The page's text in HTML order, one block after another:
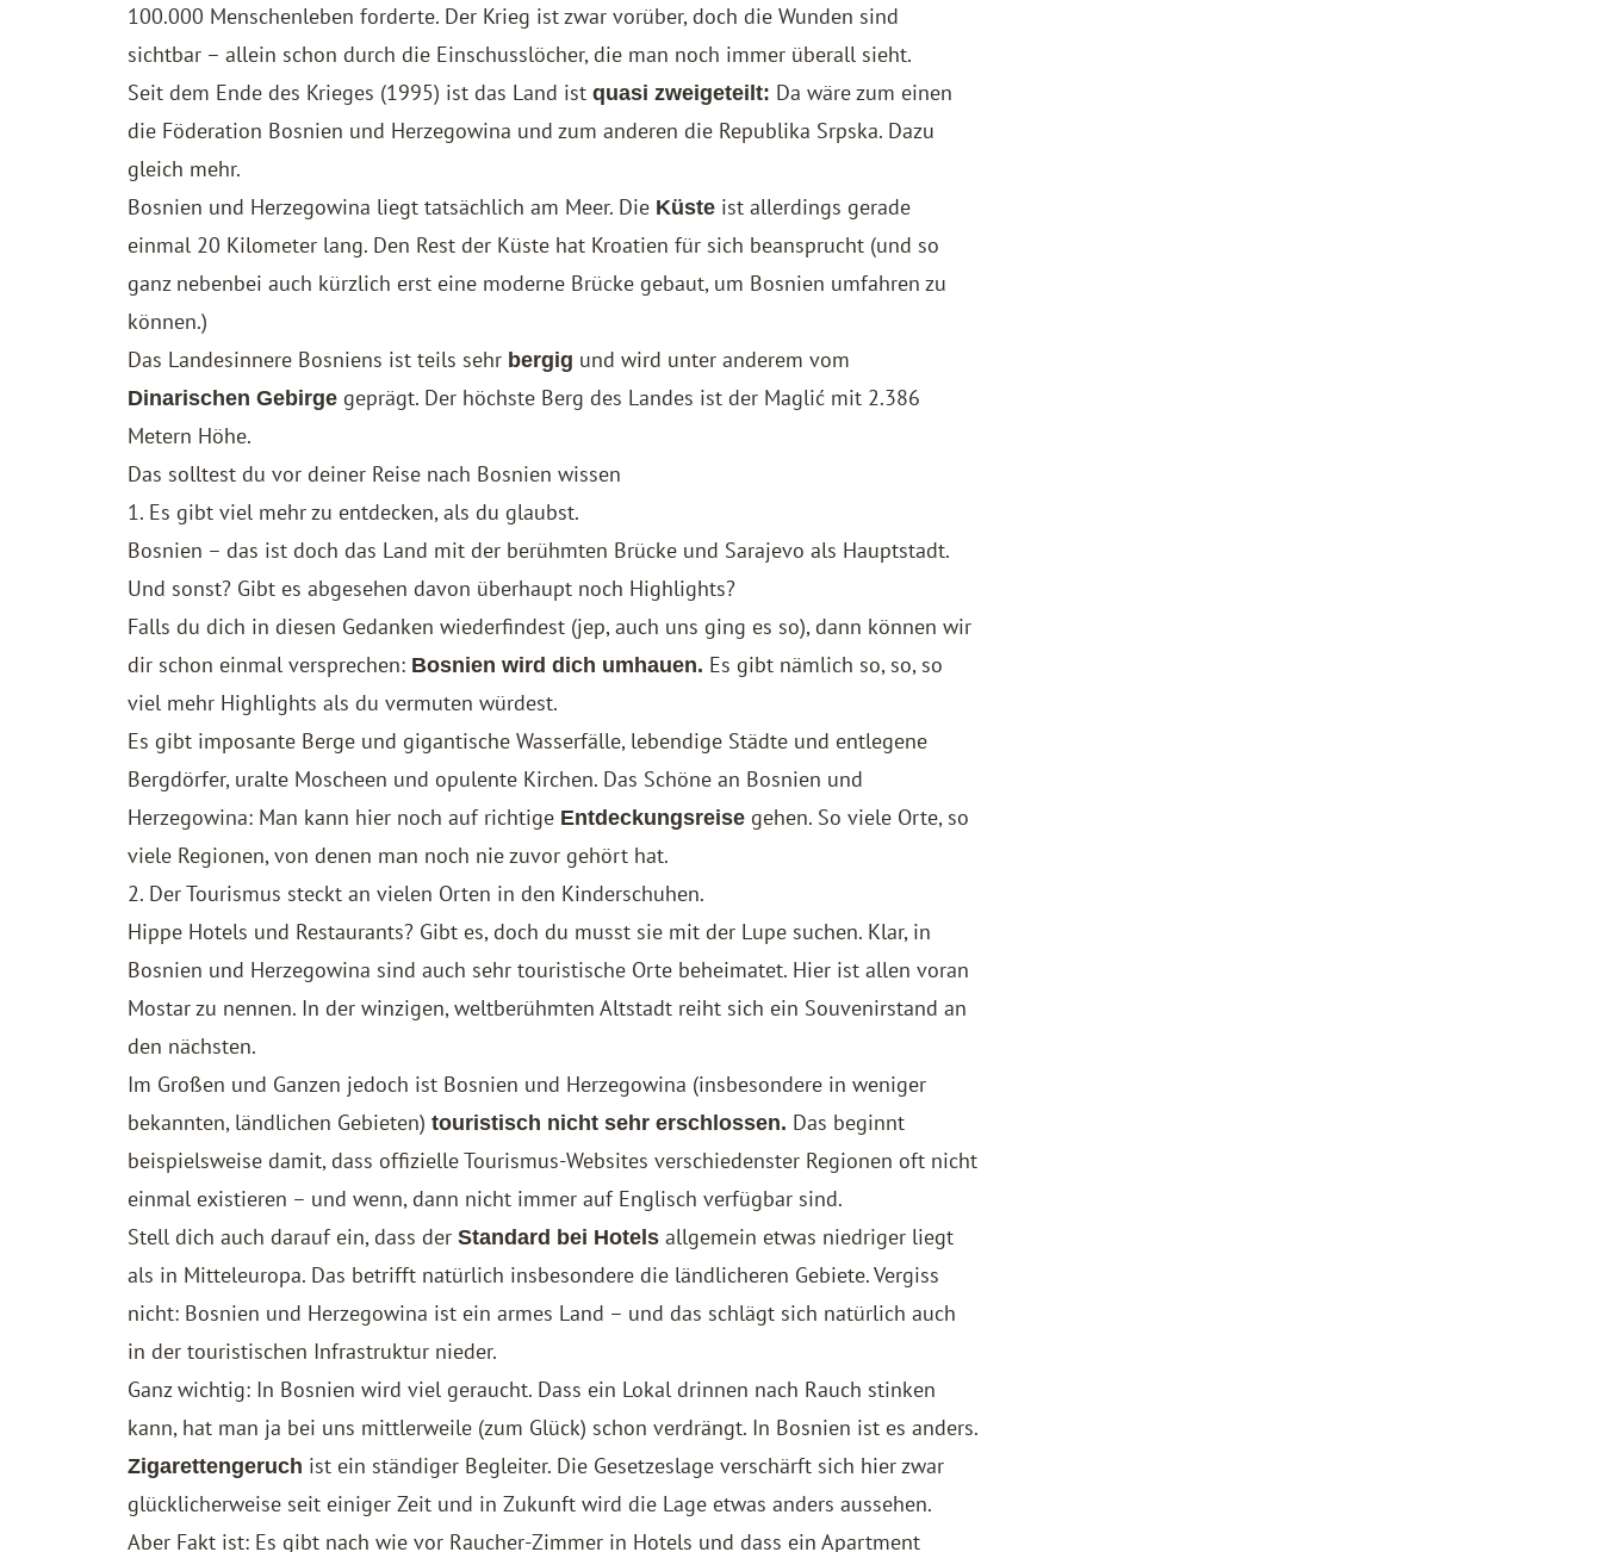
100.000 Menschenleben forderte. Der Krieg ist zwar vorüber, doch die Wunden sind
sichtbar – allein schon durch die Einschusslöcher, die man noch immer überall sieht.
Seit dem Ende des Krieges (1995) ist das Land istquasi zweigeteilt: Da wäre zum einen
die Föderation Bosnien und Herzegowina und zum anderen die Republika Srpska. Dazu
gleich mehr.
Bosnien und Herzegowina liegt tatsächlich am Meer. Die Küste ist allerdings gerade
einmal 20 Kilometer lang. Den Rest der Küste hat Kroatien für sich beansprucht (und so
ganz nebenbei auch kürzlich erst eine moderne Brücke gebaut, um Bosnien umfahren zu
können.)
Das Landesinnere Bosniens ist teils sehr bergig und wird unter anderem vom
Dinarischen Gebirgegeprägt. Der höchste Berg des Landes ist der Maglić mit 2.386
Metern Höhe.
Das solltest du vor deiner Reise nach Bosnien wissen
1. Es gibt viel mehr zu entdecken, als du glaubst.
Bosnien – das ist doch das Land mit der berühmten Brücke und Sarajevo als Hauptstadt.
Und sonst? Gibt es abgesehen davon überhaupt noch Highlights?
Falls du dich in diesen Gedanken wiederfindest (jep, auch uns ging es so), dann können wir
dir schon einmal versprechen: Bosnien wird dich umhauen. Es gibt nämlich so, so, so
viel mehr Highlights als du vermuten würdest.
Es gibt imposante Berge und gigantische Wasserfälle, lebendige Städte und entlegene
Bergdörfer, uralte Moscheen und opulente Kirchen. Das Schöne an Bosnien und
Herzegowina: Man kann hier noch auf richtige Entdeckungsreise gehen. So viele Orte, so
viele Regionen, von denen man noch nie zuvor gehört hat.
2. Der Tourismus steckt an vielen Orten in den Kinderschuhen.
Hippe Hotels und Restaurants? Gibt es, doch du musst sie mit der Lupe suchen. Klar, in
Bosnien und Herzegowina sind auch sehr touristische Orte beheimatet. Hier ist allen voran
Mostar zu nennen. In der winzigen, weltberühmten Altstadt reiht sich ein Souvenirstand an
den nächsten.
Im Großen und Ganzen jedoch ist Bosnien und Herzegowina (insbesondere in weniger
bekannten, ländlichen Gebieten)touristisch nicht sehr erschlossen. Das beginnt
beispielsweise damit, dass offizielle Tourismus-Websites verschiedenster Regionen oft nicht
einmal existieren – und wenn, dann nicht immer auf Englisch verfügbar sind.
Stell dich auch darauf ein, dass derStandard bei Hotels allgemein etwas niedriger liegt
als in Mitteleuropa. Das betrifft natürlich insbesondere die ländlicheren Gebiete. Vergiss
nicht: Bosnien und Herzegowina ist ein armes Land – und das schlägt sich natürlich auch
in der touristischen Infrastruktur nieder.
Ganz wichtig: In Bosnien wird viel geraucht. Dass ein Lokal drinnen nach Rauch stinken
kann, hat man ja bei uns mittlerweile (zum Glück) schon verdrängt. In Bosnien ist es anders.
Zigarettengeruch ist ein ständiger Begleiter. Die Gesetzeslage verschärft sich hier zwar
glücklicherweise seit einiger Zeit und in Zukunft wird die Lage etwas anders aussehen.
Aber Fakt ist: Es gibt nach wie vor Raucher-Zimmer in Hotels und dass ein Apartment